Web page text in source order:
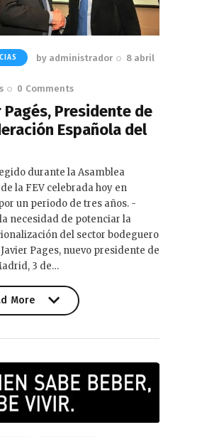
by administrador
8 abril
0 Comments
Pagés, Presidente de
Española del
durante la Asamblea
la FEV celebrada hoy en
un periodo de tres años. -
necesidad de potenciar la
del sector bodeguero
Pages, nuevo presidente de
3 de…
More